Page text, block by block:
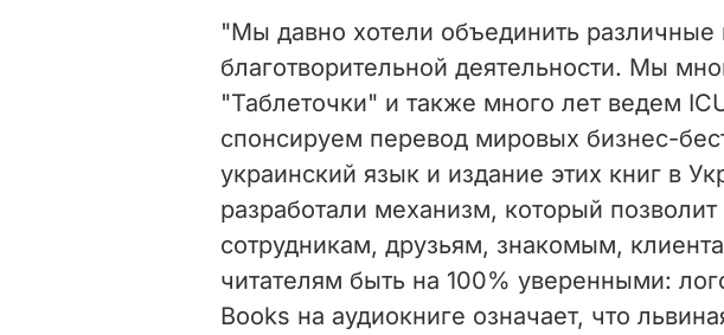
i
d
e
o
"Мы давно хотели объединить различные
благотворительной деятельности. Мы
"Таблеточки" и также много лет ведем
спонсируем перевод мировых бизнес-
украинский язык и издание этих книг в
разработали механизм, который
сотрудникам, друзьям, знакомым,
читателям быть на 100% уверенными:
Books на аудиокниге означает, что